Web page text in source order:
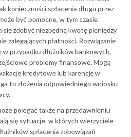
konieczności spłacenia długu przez
być pomocne, w tym czasie
się zdobyć niezbędną kwotę pieniędzy
zalegających płatności. Rozwiązanie
w przypadku dłużników bankowych,
problemy finansowe. Mogą
kredytowe lub karencję w
to złożenia odpowiedniego wniosku
polegać także na przedawnieniu
się sytuacje, w których wierzyciele
spłacenia zobowiązań